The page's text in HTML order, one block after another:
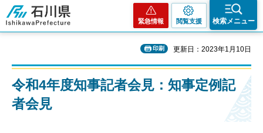
石川県
緊急情報 閲覧支援 検索メニュー
印刷 更新日：2023年1月10日
令和4年度知事記者会見：知事定例記
者会見